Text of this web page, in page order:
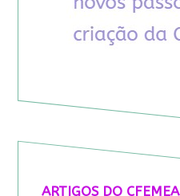
ARTIGOS DO CFEMEA